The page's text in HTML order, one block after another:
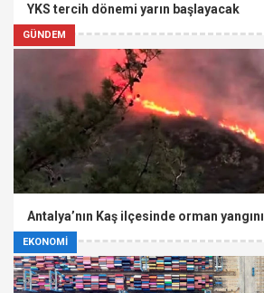
GÜNDEM
YKS tercih dönemi yarın başlayacak
EKONOMİ
Antalya’nın Kaş ilçesinde orman yangını